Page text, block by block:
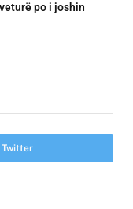
po i joshin
Twitter